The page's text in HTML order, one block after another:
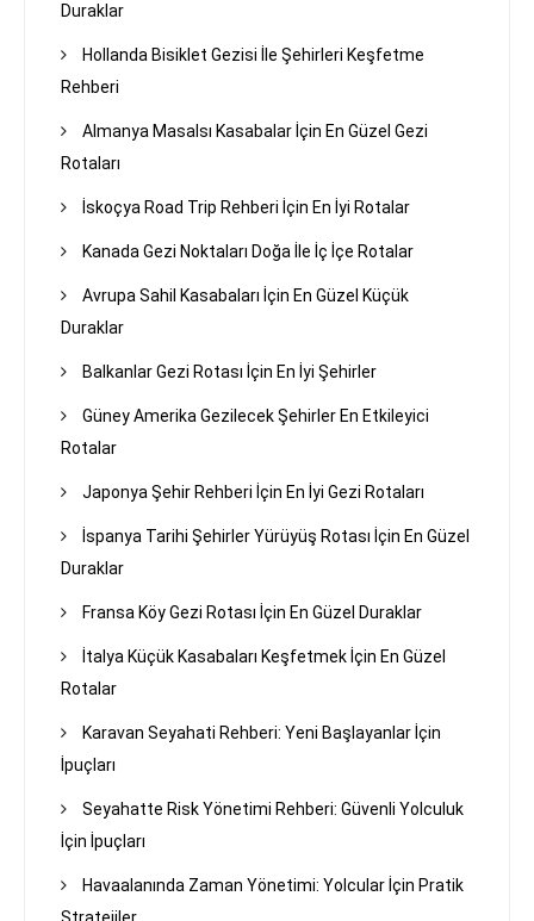
Duraklar
Hollanda Bisiklet Gezisi İle Şehirleri Keşfetme
Rehberi
Almanya Masalsı Kasabalar İçin En Güzel Gezi
Rotaları
İskoçya Road Trip Rehberi İçin En İyi Rotalar
Kanada Gezi Noktaları Doğa İle İç İçe Rotalar
Avrupa Sahil Kasabaları İçin En Güzel Küçük
Duraklar
Balkanlar Gezi Rotası İçin En İyi Şehirler
Güney Amerika Gezilecek Şehirler En Etkileyici
Rotalar
Japonya Şehir Rehberi İçin En İyi Gezi Rotaları
İspanya Tarihi Şehirler Yürüyüş Rotası İçin En Güzel
Duraklar
Fransa Köy Gezi Rotası İçin En Güzel Duraklar
İtalya Küçük Kasabaları Keşfetmek İçin En Güzel
Rotalar
Karavan Seyahati Rehberi: Yeni Başlayanlar İçin
İpuçları
Seyahatte Risk Yönetimi Rehberi: Güvenli Yolculuk
İçin İpuçları
Havaalanında Zaman Yönetimi: Yolcular İçin Pratik